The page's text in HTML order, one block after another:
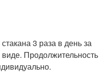
3 раза в день за
Продолжительность